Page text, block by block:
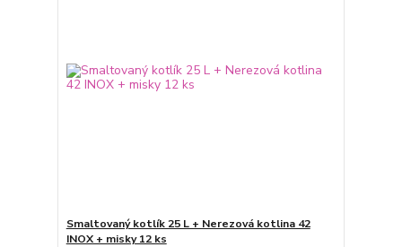
Smaltovaný kotlík 25 L + Nerezová kotlina 42
INOX + misky 12 ks